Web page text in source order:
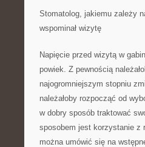
Stomatolog, jakiemu zależy
wspominał wizytę
Napięcie przed wizytą w
powiek. Z pewnością
najogromniejszym stopniu
należałoby rozpocząć od
w dobry sposób traktować
sposobem jest korzystanie z
można umówić się na